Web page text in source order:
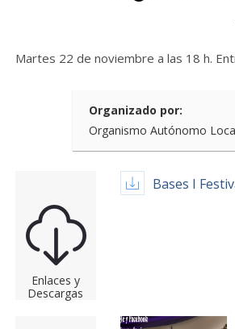
Martes 22 de noviembre a las 18 h.
Organizado por:
Organismo Autónomo
Enlaces y
Descargas
Bases I